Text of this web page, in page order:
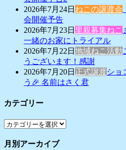
2026年7月24日 ねこの譲渡会
会開催予告
2026年7月23日 里親募集ねこ
一緒のお家にトライアル
2026年7月22日 地域ねこ活動
うございます！感謝
2026年7月20日 正式譲渡ショ
う🎉 名前はさく君
カテゴリー
カ
ゴ
月別アーカイブ